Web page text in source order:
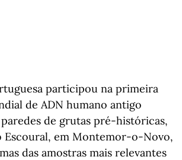
participou na primeira
de ADN humano antigo
de grutas pré-históricas,
Escoural, em Montemor-o-Novo,
das amostras mais relevantes